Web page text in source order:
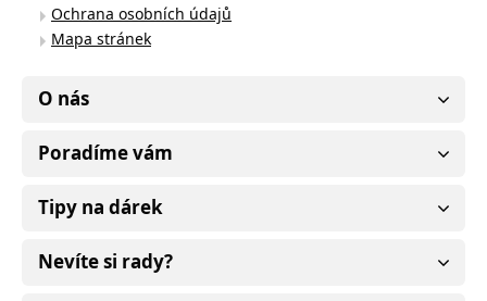
Ochrana osobních údajů
Mapa stránek
O nás
Poradíme vám
Tipy na dárek
Nevíte si rady?